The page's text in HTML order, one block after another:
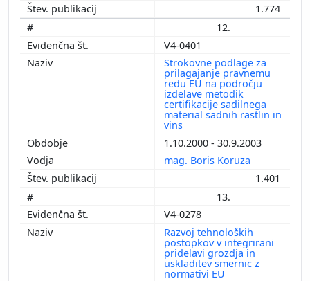
1.774
12.
V4-0401
Strokovne podlage za
prilagajanje pravnemu
redu EU na področju
izdelave metodik
certifikacije sadilnega
material sadnih rastlin in
vins
1.10.2000 - 30.9.2003
mag. Boris Koruza
1.401
13.
V4-0278
Razvoj tehnoloških
postopkov v integrirani
pridelavi grozdja in
uskladitev smernic z
normativi EU